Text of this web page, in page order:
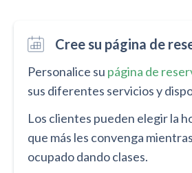
Cree su página de
Personalice su página de
sus diferentes servicios y
Los clientes pueden elegir la
que más les convenga
ocupado dando clases.